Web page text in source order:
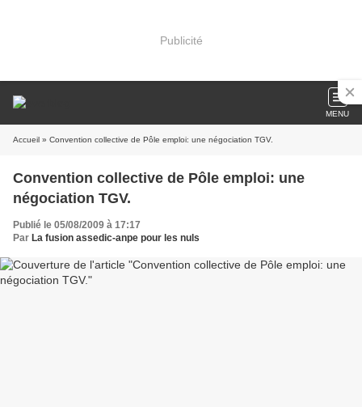
Publicité
MENU
Accueil » Convention collective de Pôle emploi: une négociation TGV.
Convention collective de Pôle emploi: une
négociation TGV.
Publié le 05/08/2009 à 17:17
Par La fusion assedic-anpe pour les nuls